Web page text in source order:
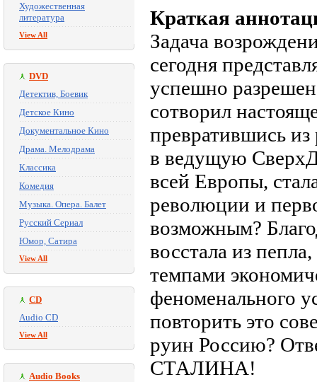
Художественная
литература
View All
DVD
Детектив, Боевик
Детское Кино
Документальное Кино
Драма. Мелодрама
Классика
Комедия
Музыка. Опера. Балет
Русский Сериал
Юмор, Сатира
View All
CD
Audio CD
View All
Audio Books
Краткая
Задача
сегодня
успешно
сотворил
превратившись
в ведущую
всей Европы,
революции и
возможным?
восстала из
темпами
феноменального
повторить это
руин Россию?
СТАЛИНА!